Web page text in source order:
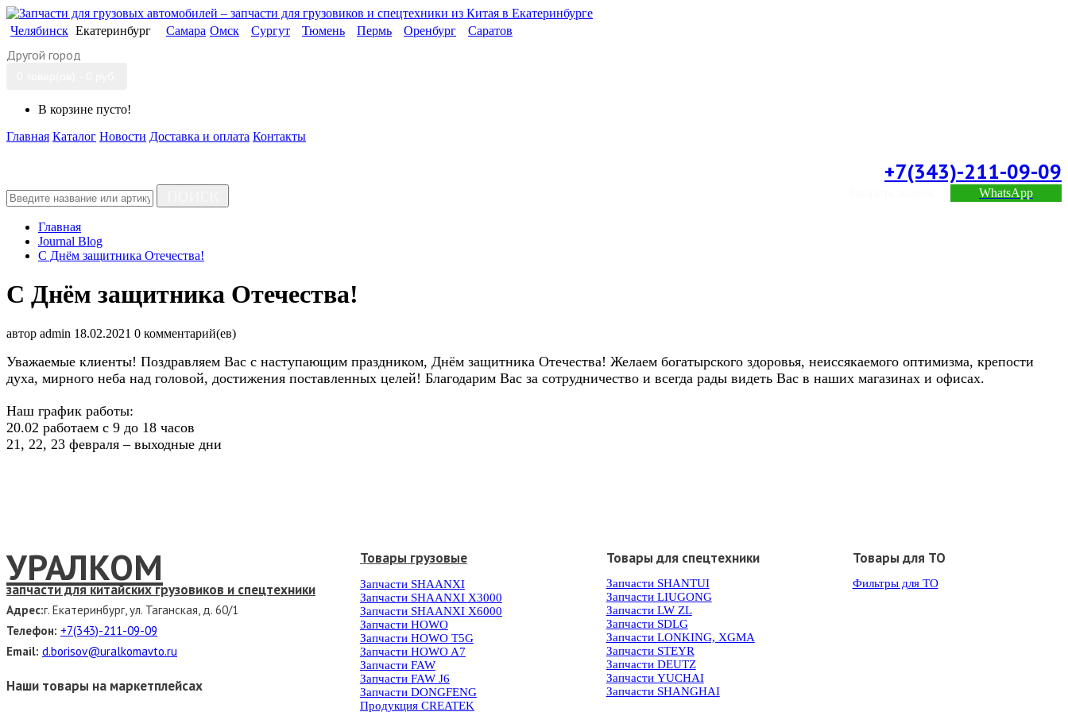
Челябинск Екатеринбург Самара Омск Сургут Тюмень Пермь Оренбург Саратов
Другой город
В корзине пусто!
Главная Каталог Новости Доставка и оплата Контакты
+7(343)-211-09-09
WhatsApp
Главная
Journal Blog
С Днём защитника Отечества!
С Днём защитника Отечества!
автор admin 18.02.2021 0 комментарий(ев)
Уважаемые клиенты! Поздравляем Вас с наступающим праздником, Днём защитника Отечества! Желаем богатырского здоровья, неиссякаемого оптимизма, крепости
духа, мирного неба над головой, достижения поставленных целей! Благодарим Вас за сотрудничество и всегда рады видеть Вас в наших магазинах и офисах.
Наш график работы:
20.02 работаем с 9 до 18 часов
21, 22, 23 февраля – выходные дни
УРАЛКОМ
запчасти для китайских грузовиков и спецтехники
Адрес:г. Екатеринбург, ул. Таганская, д. 60/1
Телефон: +7(343)-211-09-09
Email: d.borisov@uralkomavto.ru
Наши товары на маркетплейсах
Товары грузовые
Запчасти SHAANXI
Запчасти SHAANXI X3000
Запчасти SHAANXI X6000
Запчасти HOWO
Запчасти HOWO T5G
Запчасти HOWO A7
Запчасти FAW
Запчасти FAW J6
Запчасти DONGFENG
Продукция CREATEK
Товары для спецтехники
Запчасти SHANTUI
Запчасти LIUGONG
Запчасти LW ZL
Запчасти SDLG
Запчасти LONKING, XGMA
Запчасти STEYR
Запчасти DEUTZ
Запчасти YUCHAI
Запчасти SHANGHAI
Товары для ТО
Фильтры для ТО